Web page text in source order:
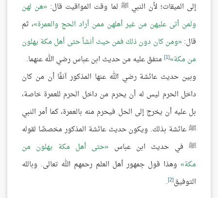
إلى الميقات؛ لأن النبي ﷺ لما وقت المواقيت قال: هن لهن
ولمن أتى عليهن من غير أهلهن ممن أراد الحج والعمرة ، ثم
قال: ومن كان دون ذلك فمن حيث أنشأ حتى أهل مكة يهلون
من مكة [1]
متفق عليه من حديث ابن عباس رضي الله عنهما.
وبين حديث عائشة رضي الله عنها المذكور آنفًا أن من كان
داخل الحرم ليس له أن يحرم من داخل الحرم للعمرة خاصة،
بل عليه أن يخرج إلى الحل فيحرم منه بالعمرة، كما أمر النبي
ﷺ عائشة بذلك. ويكون حديث عائشة المذكور مخصصًا لقوله
ﷺ في حديث ابن عباس
حتى أهل مكة يهلون من
مكة
وهذا قول جمهور أهل العلم رحمهم الله تعالى. وبالله
التوفيق[2]
.